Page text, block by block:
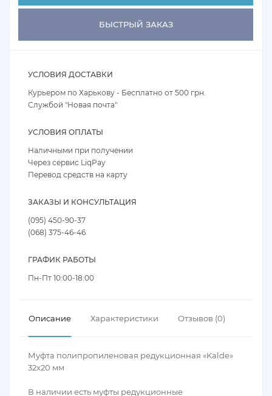
БЫСТРЫЙ ЗАКАЗ
УСЛОВИЯ ДОСТАВКИ
Курьером по Харькову - Бесплатно от 500 грн.
Службой "Новая почта"
УСЛОВИЯ ОПЛАТЫ
Наличными при получении
Через сервис LiqPay
Перевод средств на карту
ЗАКАЗЫ И КОНСУЛЬТАЦИЯ
(095) 450-90-37
(068) 375-46-46
ГРАФИК РАБОТЫ
Пн-Пт 10:00-18:00
Описание Характеристики Отзывов (0)
Муфта полипропиленовая редукционная «Kalde»
32x20 мм
В наличии есть муфты редукционные